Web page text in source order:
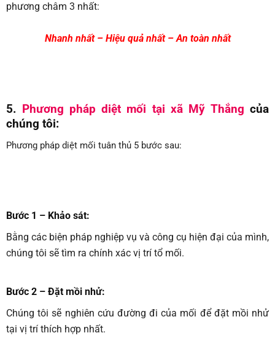
phương châm 3 nhất:
Nhanh nhất – Hiệu quả nhất – An toàn nhất
5. Phương pháp diệt mối tại xã Mỹ Thắng của
chúng tôi:
Phương pháp diệt mối tuân thủ 5 bước sau:
Bước 1 – Khảo sát:
Bằng các biện pháp nghiệp vụ và công cụ hiện đại của mình,
chúng tôi sẽ tìm ra chính xác vị trí tổ mối.
Bước 2 – Đặt mồi nhử:
Chúng tôi sẽ nghiên cứu đường đi của mối để đặt mồi nhử
tại vị trí thích hợp nhất.